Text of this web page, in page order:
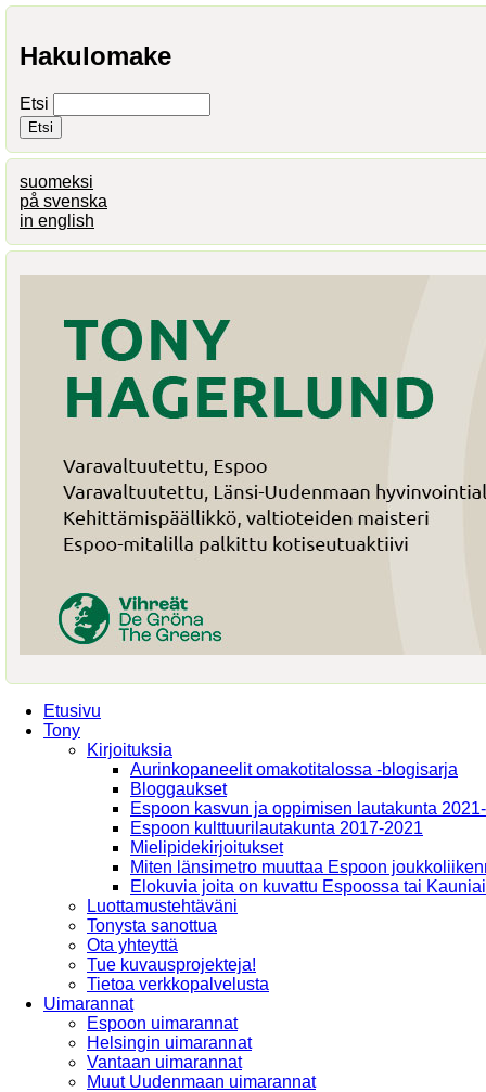
Hakulomake
Etsi
suomeksi
på svenska
in english
Etusivu
Tony
Kirjoituksia
Aurinkopaneelit omakotitalossa -blogisarja
Bloggaukset
Espoon kasvun ja oppimisen lautakunta
Espoon kulttuurilautakunta 2017-2021
Mielipidekirjoitukset
Miten länsimetro muuttaa Espoon
Elokuvia joita on kuvattu Espoossa tai
Luottamustehtäväni
Tonysta sanottua
Ota yhteyttä
Tue kuvausprojekteja!
Tietoa verkkopalvelusta
Uimarannat
Espoon uimarannat
Helsingin uimarannat
Vantaan uimarannat
Muut Uudenmaan uimarannat